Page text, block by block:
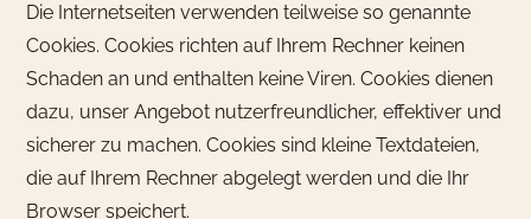
Die Internetseiten verwenden teilweise so genannte
Cookies. Cookies richten auf Ihrem Rechner keinen
Schaden an und enthalten keine Viren. Cookies dienen
dazu, unser Angebot nutzerfreundlicher, effektiver und
sicherer zu machen. Cookies sind kleine Textdateien,
die auf Ihrem Rechner abgelegt werden und die Ihr
Browser speichert.